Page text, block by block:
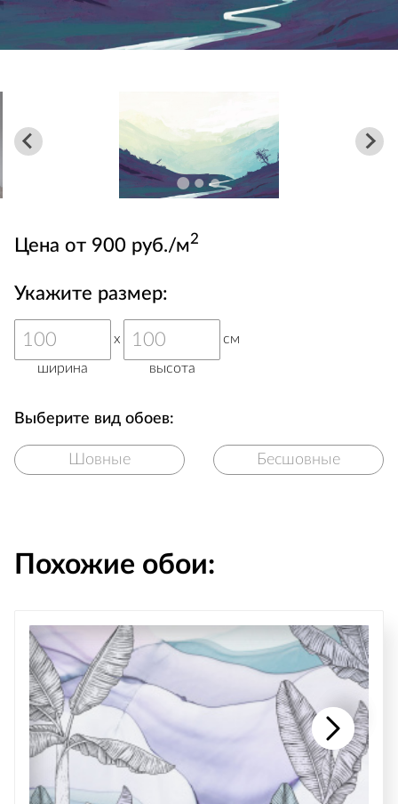
Цена от 900 руб./м2
Укажите размер:
ширина
x
высота
см
Выберите вид обоев:
Шовные Бесшовные
Похожие обои: